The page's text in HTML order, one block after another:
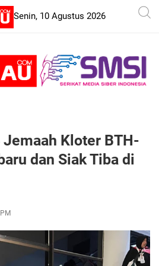
Senin, 10 Agustus 2026
Kloter BTH-
dan Siak Tiba di